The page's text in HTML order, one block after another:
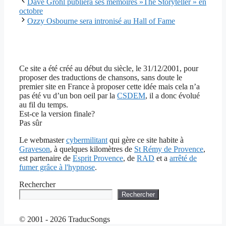
Dave Grohl publiera ses mémoires »The Storyteller » en
octobre
Ozzy Osbourne sera intronisé au Hall of Fame
Ce site a été créé au début du siècle, le 31/12/2001, pour
proposer des traductions de chansons, sans doute le
premier site en France à proposer cette idée mais cela n’a
pas été vu d’un bon oeil par la CSDEM, il a donc évolué
au fil du temps.
Est-ce la version finale?
Pas sûr
Le webmastercybermilitant qui gère ce site habite à
Graveson, à quelques kilomètres de St Rémy de Provence,
est partenaire de Esprit Provence, de RAD et a arrêté de
fumer grâce à l'hypnose.
Rechercher
Rechercher
© 2001 - 2026 TraducSongs